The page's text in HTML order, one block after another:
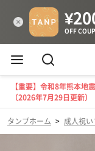
【重要】令和8年熊本地
（2026年7月29日更新）
タンプホーム > 成人祝